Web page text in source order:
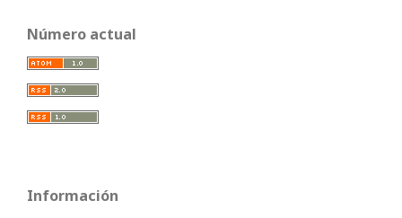
Número actual
Información